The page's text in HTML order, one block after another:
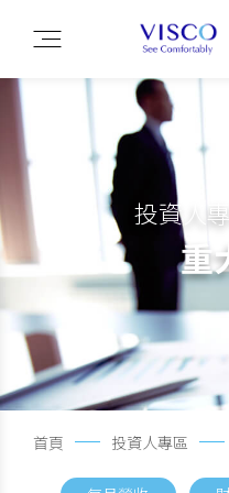
投資人
重
首頁 投資人專區